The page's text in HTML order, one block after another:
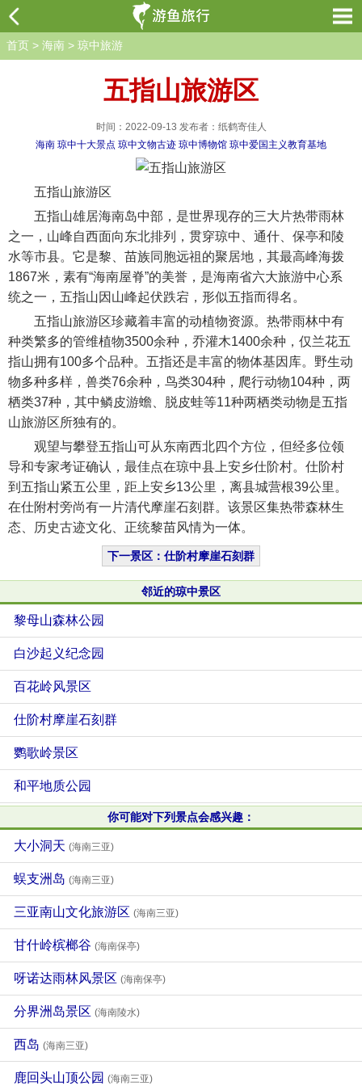
首页 > 海南 > 琼中旅游
五指山旅游区
时间：2022-09-13 发布者：纸鹤寄佳人
海南 琼中十大景点 琼中文物古迹 琼中博物馆 琼中爱国主义教育基地
五指山旅游区
五指山雄居海南岛中部，是世界现存的三大片热带雨林
之一，山峰自西面向东北排列，贯穿琼中、通什、保亭和陵
水等市县。它是黎、苗族同胞远祖的聚居地，其最高峰海拨
1867米，素有“海南屋脊”的美誉，是海南省六大旅游中心系
统之一，五指山因山峰起伏跌宕，形似五指而得名。
五指山旅游区珍藏着丰富的动植物资源。热带雨林中有
种类繁多的管维植物3500余种，乔灌木1400余种，仅兰花五
指山拥有100多个品种。五指还是丰富的物体基因库。野生动
物多种多样，兽类76余种，鸟类304种，爬行动物104种，两
栖类37种，其中鳞皮游蟾、脱皮蛙等11种两栖类动物是五指
山旅游区所独有的。
观望与攀登五指山可从东南西北四个方位，但经多位领
导和专家考证确认，最佳点在琼中县上安乡仕阶村。仕阶村
到五指山紧五公里，距上安乡13公里，离县城营根39公里。
在仕附村旁尚有一片清代摩崖石刻群。该景区集热带森林生
态、历史古迹文化、正统黎苗风情为一体。
下一景区：仕阶村摩崖石刻群
邻近的琼中景区
黎母山森林公园
白沙起义纪念园
百花岭风景区
仕阶村摩崖石刻群
鹦歌岭景区
和平地质公园
你可能对下列景点会感兴趣：
大小洞天 (海南三亚)
蜈支洲岛 (海南三亚)
三亚南山文化旅游区 (海南三亚)
甘什岭槟榔谷 (海南保亭)
呀诺达雨林风景区 (海南保亭)
分界洲岛景区 (海南陵水)
西岛 (海南三亚)
鹿回头山顶公园 (海南三亚)